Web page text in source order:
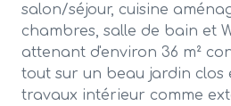
salon/séjour, cuisine
chambres, salle de bain et
attenant d'environ 36 m²
tout sur un beau jardin clos
travaux intérieur comme